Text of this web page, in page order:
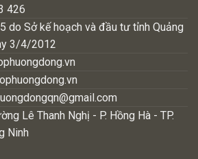
426
do Sở kế hoạch và đầu tư tỉnh Quảng
3/4/2012
Lê Thanh Nghị - P. Hồng Hà - TP.
Ninh